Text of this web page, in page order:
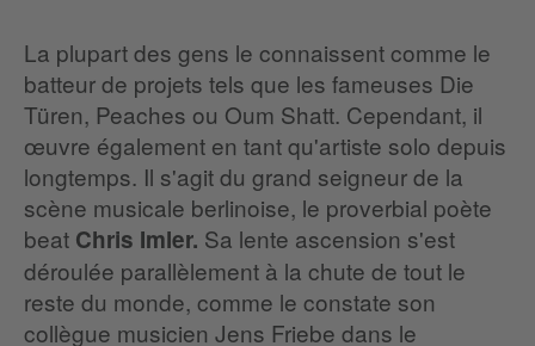
La plupart des gens le connaissent comme le
batteur de projets tels que les fameuses Die
Türen, Peaches ou Oum Shatt. Cependant, il
œuvre également en tant qu'artiste solo depuis
longtemps. Il s'agit du grand seigneur de la
scène musicale berlinoise, le proverbial poète
beat Chris Imler. Sa lente ascension s'est
déroulée parallèlement à la chute de tout le
reste du monde, comme le constate son
collègue musicien Jens Friebe dans le